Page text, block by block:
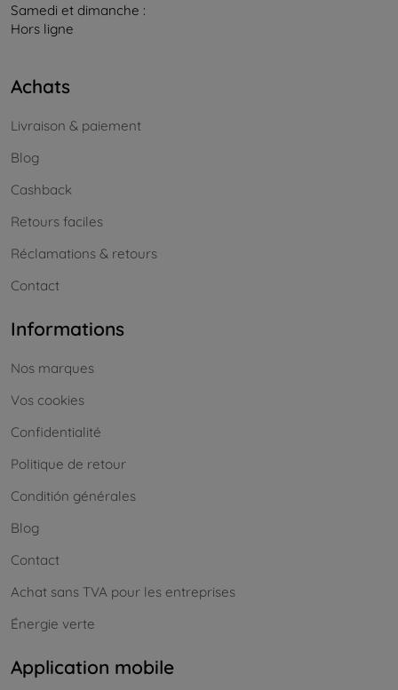
Samedi et dimanche :
Hors ligne
Achats
Livraison & paiement
Blog
Cashback
Retours faciles
Réclamations & retours
Contact
Informations
Nos marques
Vos cookies
Confidentialité
Politique de retour
Conditión générales
Blog
Contact
Achat sans TVA pour les entreprises
Énergie verte
Application mobile